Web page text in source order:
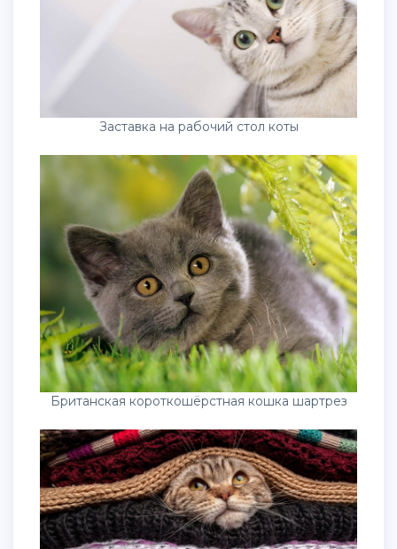
Заставка на рабочий стол коты
Британская короткошёрстная кошка шартрез